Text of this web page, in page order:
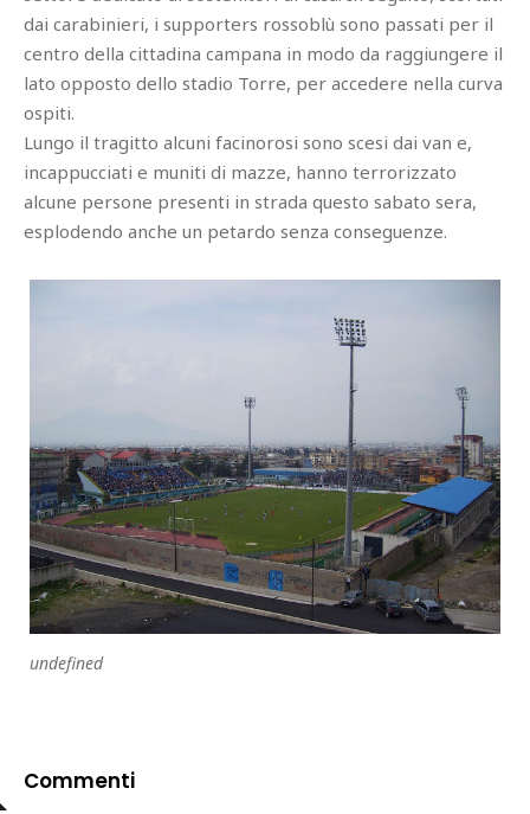
dai carabinieri, i supporters rossoblù sono passati per il
centro della cittadina campana in modo da raggiungere il
lato opposto dello stadio Torre, per accedere nella curva
ospiti.
Lungo il tragitto alcuni facinorosi sono scesi dai van e,
incappucciati e muniti di mazze, hanno terrorizzato
alcune persone presenti in strada questo sabato sera,
esplodendo anche un petardo senza conseguenze.
undefined
Commenti